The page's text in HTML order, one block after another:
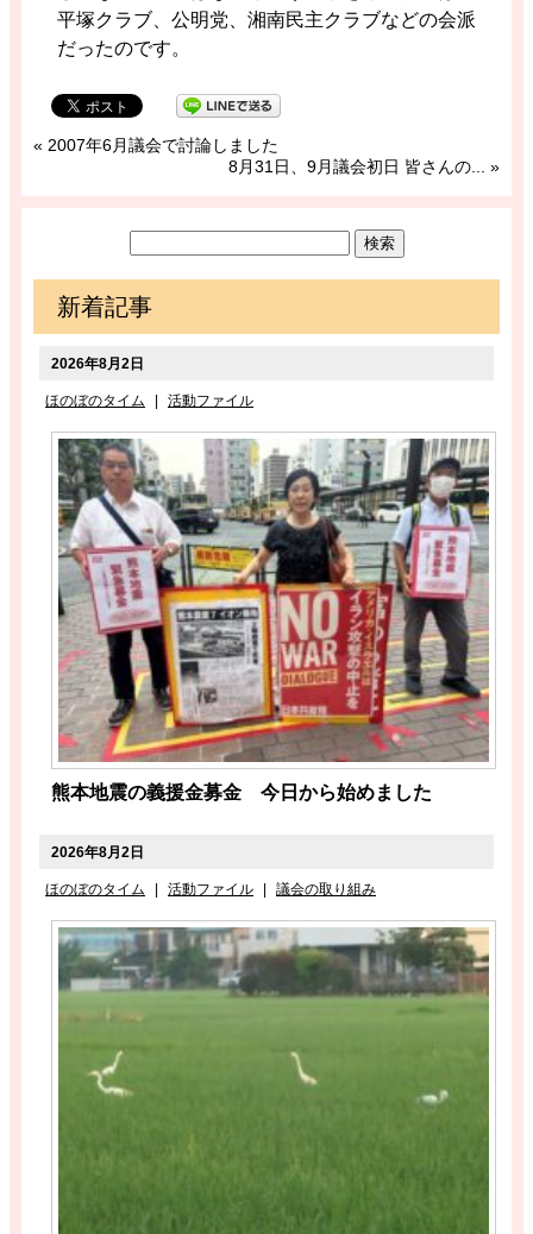
平塚クラブ、公明党、湘南民主クラブなどの会派
だったのです。
« 2007年6月議会で討論しました
8月31日、9月議会初日 皆さんの...
»
新着記事
2026年8月2日
ほのぼのタイム 活動ファイル
熊本地震の義援金募金 今日から始めました
2026年8月2日
ほのぼのタイム | 活動ファイル | 議会の取り組み